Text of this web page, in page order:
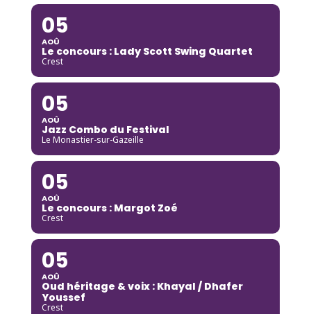
05
AOÛ
Le concours : Lady Scott Swing Quartet
Crest
05
AOÛ
Jazz Combo du Festival
Le Monastier-sur-Gazeille
05
AOÛ
Le concours : Margot Zoé
Crest
05
AOÛ
Oud héritage & voix : Khayal / Dhafer
Youssef
Crest